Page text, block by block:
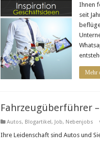
Ihnen
seit
Mehr
Fahrzeugüberführer
Autos, Blogartikel , Job, Nebenjobs
Ihre Leidenschaft sind Autos und